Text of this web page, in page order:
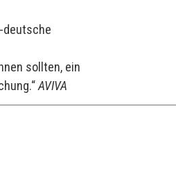
deutsche
sollten, ein
AVIVA